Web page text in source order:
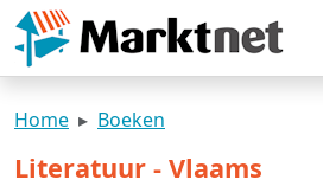
Home Boeken
Literatuur - Vlaams